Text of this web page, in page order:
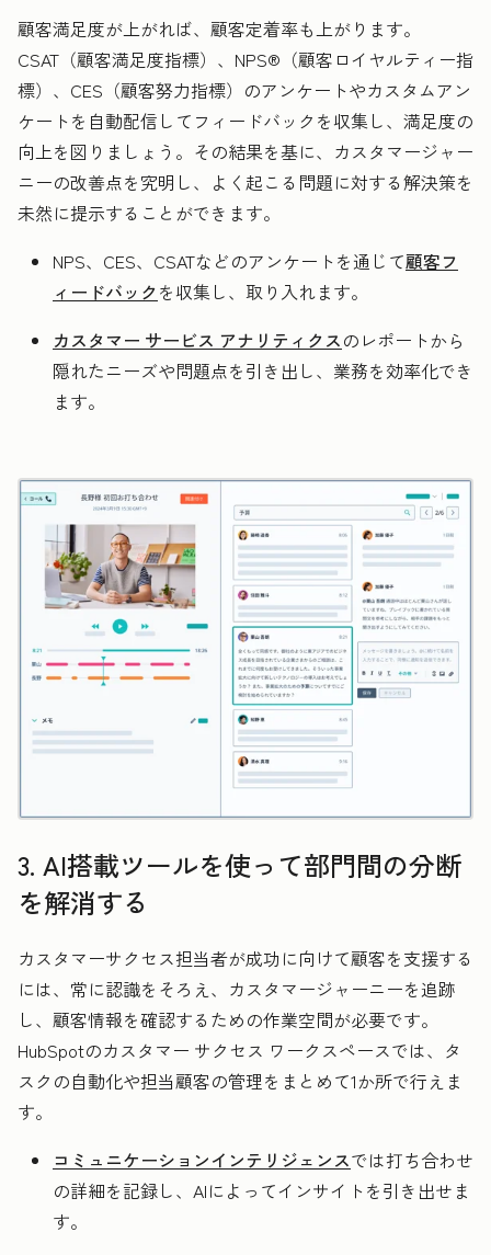
顧客満足度が上がれば、顧客定着率も上がります。
CSAT（顧客満足度指標）、NPS®（顧客ロイヤルティー指
標）、CES（顧客努力指標）のアンケートやカスタムアン
ケートを自動配信してフィードバックを収集し、満足度の
向上を図りましょう。その結果を基に、カスタマージャー
ニーの改善点を究明し、よく起こる問題に対する解決策を
未然に提示することができます。
NPS、CES、CSATなどのアンケートを通じて顧客フ
ィードバックを収集し、取り入れます。
カスタマー サービス アナリティクスのレポートから
隠れたニーズや問題点を引き出し、業務を効率化でき
ます。
3. AI搭載ツールを使って部門間の分断
を解消する
カスタマーサクセス担当者が成功に向けて顧客を支援する
には、常に認識をそろえ、カスタマージャーニーを追跡
し、顧客情報を確認するための作業空間が必要です。
HubSpotのカスタマー サクセス ワークスペースでは、タ
スクの自動化や担当顧客の管理をまとめて1か所で行えま
す。
コミュニケーションインテリジェンスでは打ち合わせ
の詳細を記録し、AIによってインサイトを引き出せま
す。